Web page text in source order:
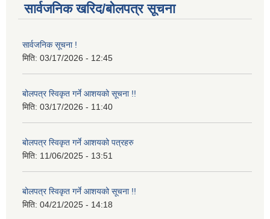
सार्वजनिक खरिद/बोलपत्र सूचना
सार्वजनिक सूचना !
मिति: 03/17/2026 - 12:45
बोलपत्र स्विकृत गर्ने आशयको सूचना !!
मिति: 03/17/2026 - 11:40
बोलपत्र स्विकृत गर्ने आशयको पत्रहरु
मिति: 11/06/2025 - 13:51
बोलपत्र स्विकृत गर्ने आशयको सूचना !!
मिति: 04/21/2025 - 14:18